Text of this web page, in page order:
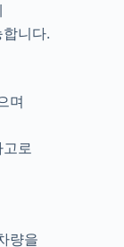
니다.
며
로
량을